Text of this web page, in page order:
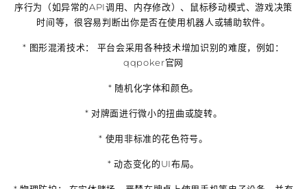
序行为（如异常的API调用、内存修改）、鼠标移动模式、游戏决策
时间等，很容易判断出你是否在使用机器人或辅助软件。
* 图形混淆技术：
平台会采用各种技术增加识别的难度，例如：
qqpoker官网
* 随机化字体和颜色。
* 对牌面进行微小的扭曲或旋转。
* 使用非标准的花色符号。
*动态变化的UI布局。